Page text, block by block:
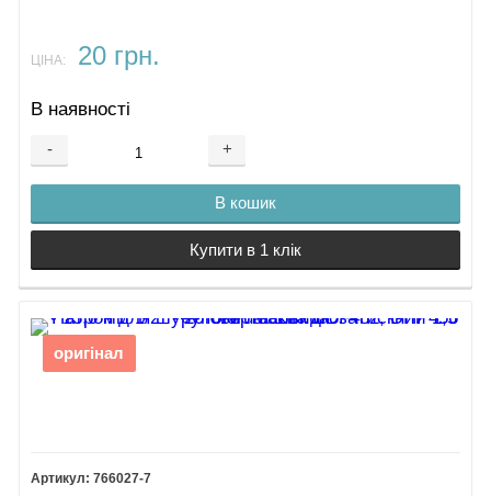
ЦІНА: 20 грн.
В наявності
- +
В кошик
Купити в 1 клік
оригінал
766027-7